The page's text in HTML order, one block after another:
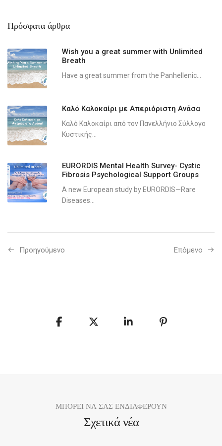
Πρόσφατα άρθρα
Wish you a great summer with Unlimited
Breath
Have a great summer from the Panhellenic...
Καλό Καλοκαίρι με Απεριόριστη Ανάσα
Καλό Καλοκαίρι από τον Πανελλήνιο Σύλλογο
Κυστικής...
EURORDIS Mental Health Survey- Cystic
Fibrosis Psychological Support Groups
A new European study by EURORDIS—Rare
Diseases...
Προηγούμενo Επόμενο
ΜΠΟΡΕΙ ΝΑ ΣΑΣ ΕΝΔΙΑΦΕΡΟΥΝ
Σχετικά νέα